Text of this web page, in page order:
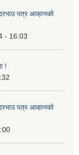
पत्र आव्हानको
- 16:03
!
पत्र आव्हानको